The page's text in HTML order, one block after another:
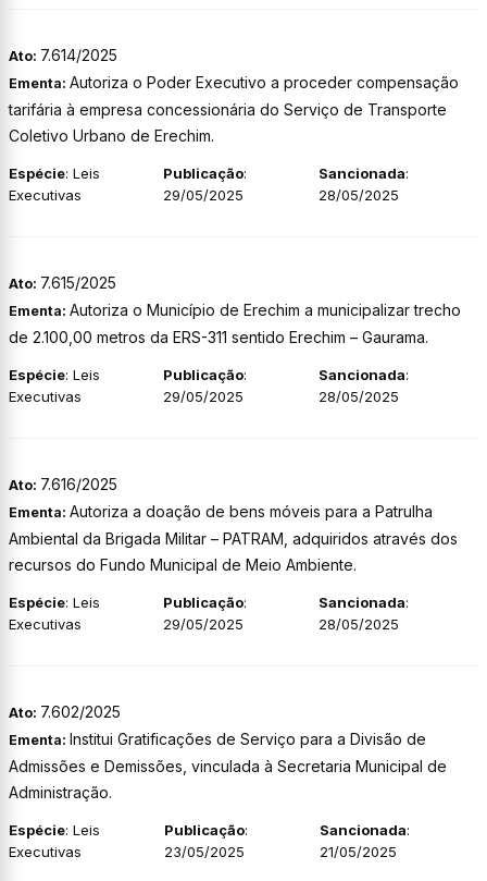
Ato: 7.614/2025
Ementa: Autoriza o Poder Executivo a proceder compensação
tarifária à empresa concessionária do Serviço de Transporte
Coletivo Urbano de Erechim.
Espécie: Leis
Executivas
Publicação:
29/05/2025
Sancionada:
28/05/2025
Ato: 7.615/2025
Ementa: Autoriza o Município de Erechim a municipalizar trecho
de 2.100,00 metros da ERS-311 sentido Erechim – Gaurama.
Espécie: Leis
Executivas
Publicação:
29/05/2025
Sancionada:
28/05/2025
Ato: 7.616/2025
Ementa: Autoriza a doação de bens móveis para a Patrulha
Ambiental da Brigada Militar – PATRAM, adquiridos através dos
recursos do Fundo Municipal de Meio Ambiente.
Espécie: Leis
Executivas
Publicação:
29/05/2025
Sancionada:
28/05/2025
Ato: 7.602/2025
Ementa: Institui Gratificações de Serviço para a Divisão de
Admissões e Demissões, vinculada à Secretaria Municipal de
Administração.
Espécie: Leis
Executivas
Publicação:
23/05/2025
Sancionada:
21/05/2025